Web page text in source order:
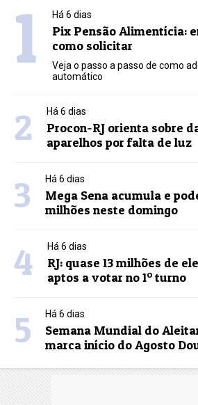
1 Há 6 dias
Pix Pensão Alimentícia:
como solicitar
Veja o passo a passo de como
automático
2 Há 6 dias
Procon-RJ orienta sobre
aparelhos por falta de luz
3 Há 6 dias
Mega Sena acumula e
milhões neste domingo
4 Há 6 dias
RJ: quase 13 milhões de
aptos a votar no 1º turno
5 Há 6 dias
Semana Mundial do
marca início do Agosto